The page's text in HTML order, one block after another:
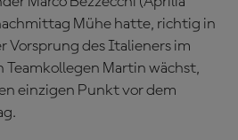
Mühe hatte, richtig in
Vorsprung des Italieners im
Teamkollegen Martin wächst,
einzigen Punkt vor dem